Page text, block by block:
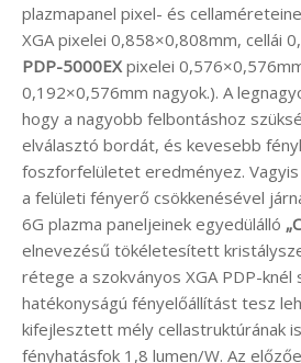
plazmapanel pixel- és
XGA pixelei 0,858×0,808mm, cellái
PDP-5000EX pixelei
0,192×0,576mm nagyok.). A
hogy a nagyobb felbontáshoz
elválasztó bordát, és kevesebb
foszforfelületet eredményez.
a felületi fényerő csökkenésével
6G plazma paneljeinek egyedülálló
elnevezésű tökéletesített
rétege a szokványos XGA PDP-knél
hatékonyságú fényelőállítást tesz
kifejlesztett mély cellastruktúrának
fényhatásfok 1,8 lumen/W. Az